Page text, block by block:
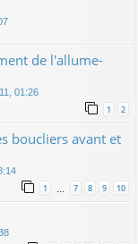
de l'allume-
01:26
1 2
boucliers avant et
1 … 7 8 9 10